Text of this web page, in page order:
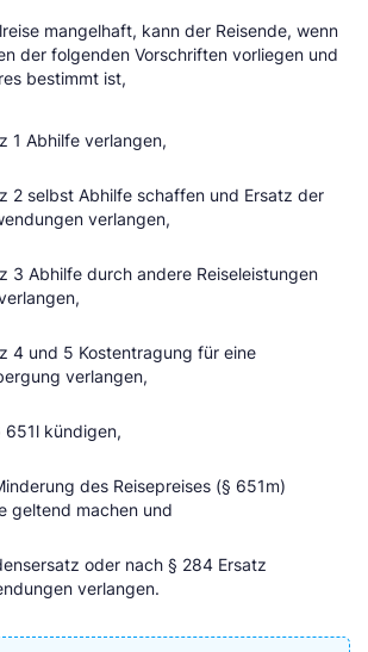
mangelhaft, kann der Reisende, wenn
der folgenden Vorschriften vorliegen und
bestimmt ist,
1 Abhilfe verlangen,
2 selbst Abhilfe schaffen und Ersatz der
verlangen,
3 Abhilfe durch andere Reiseleistungen
4 und 5 Kostentragung für eine
verlangen,
651l kündigen,
des Reisepreises (§ 651m)
geltend machen und
oder nach § 284 Ersatz
verlangen.